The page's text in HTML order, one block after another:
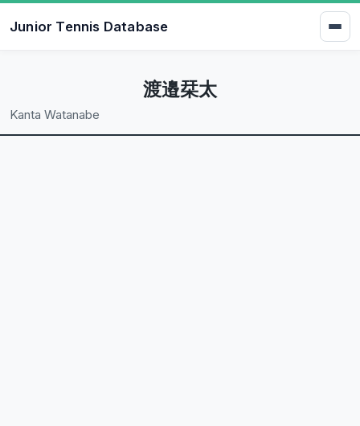
Junior Tennis Database
渡邉栞太
Kanta Watanabe